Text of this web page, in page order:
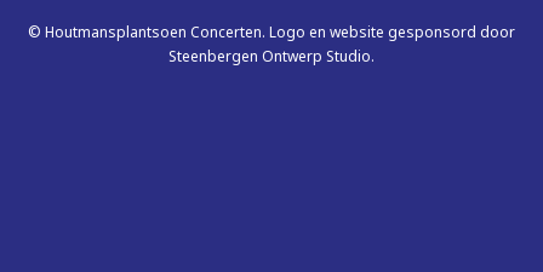
© Houtmansplantsoen Concerten. Logo en website gesponsord door
Steenbergen Ontwerp Studio.